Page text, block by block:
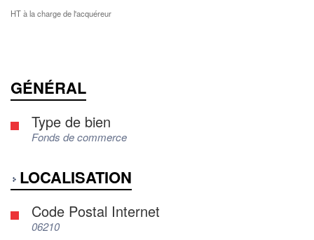
HT à la charge de l'acquéreur
GÉNÉRAL
Type de bien
Fonds de commerce
LOCALISATION
Code Postal Internet
06210